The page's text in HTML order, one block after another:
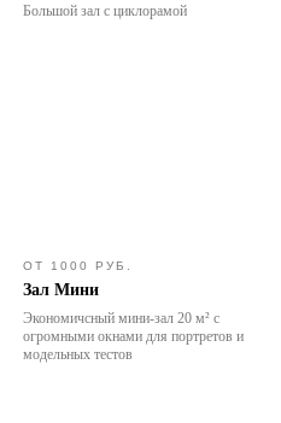
Большой зал с циклорамой
ОТ 1000 РУБ.
Зал Мини
Экономичсный мини-зал 20 м² с
огромными окнами для портретов и
модельных тестов